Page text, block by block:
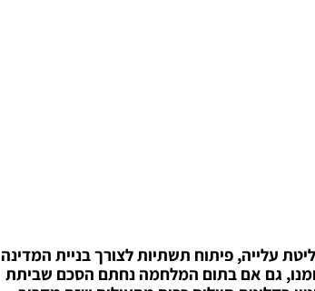
עלייה, פיתוח תשתיות לצורך בניית המדינה
גם אם בתום המלחמה נחתם הסכם שביתת